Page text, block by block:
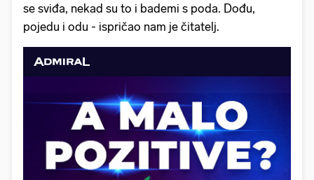
se sviđa, nekad su to i bademi s poda. Dođu,
pojedu i odu - ispričao nam je čitatelj.